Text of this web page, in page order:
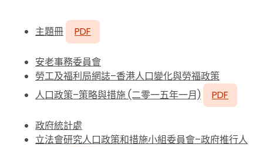
主題冊 PDF
安老事務委員會
勞工及福利局網誌–香港人口變化與勞福政策
人口政策–策略與措施 (二零一五年一月)
PDF
政府統計處
立法會研究人口政策和措施小組委員會–政府推行人